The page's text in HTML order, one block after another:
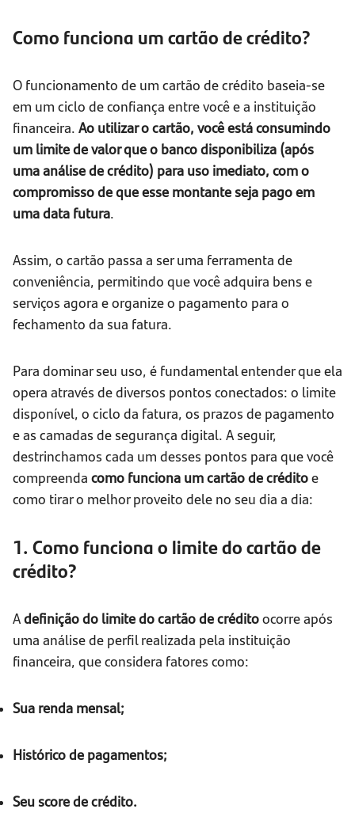
Como funciona um cartão de crédito?
O funcionamento de um cartão de crédito baseia-se
em um ciclo de confiança entre você e a instituição
financeira. Ao utilizar o cartão, você está consumindo
um limite de valor que o banco disponibiliza (após
uma análise de crédito) para uso imediato, com o
compromisso de que esse montante seja pago em
uma data futura.
Assim, o cartão passa a ser uma ferramenta de
conveniência, permitindo que você adquira bens e
serviços agora e organize o pagamento para o
fechamento da sua fatura.
Para dominar seu uso, é fundamental entender que ela
opera através de diversos pontos conectados: o limite
disponível, o ciclo da fatura, os prazos de pagamento
e as camadas de segurança digital. A seguir,
destrinchamos cada um desses pontos para que você
compreenda como funciona um cartão de créditoe
como tirar o melhor proveito dele no seu dia a dia:
1. Como funciona o limite do cartão de
crédito?
Adefinição do limite do cartão de créditoocorre após
uma análise de perfil realizada pela instituição
financeira, que considera fatores como:
Sua renda mensal;
Histórico de pagamentos;
Seu score de crédito.